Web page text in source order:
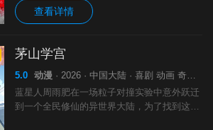
查看详情
茅山学宫
5.0 动漫 · 2026 · 中国大陆 · 喜剧 动画 奇幻 古装
蓝星人周雨肥在一场粒子对撞实验中意外跃迁
到一个全民修仙的异世界大陆，为了找到这个